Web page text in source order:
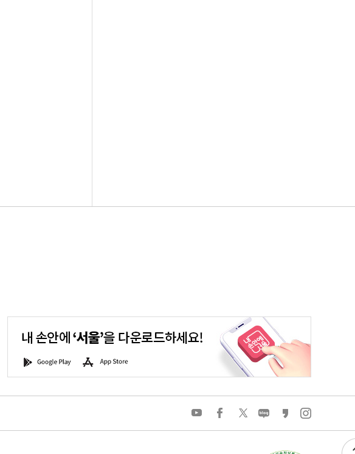
문화포털 평생학습포털 대기환경정보 에코마일리지
내
울'을
다
로
요!
G
o
o
l
a
A
p
p
t
유
브
페
이
스
트
위
터
네
이
버
카
카
오
토
인
스
타